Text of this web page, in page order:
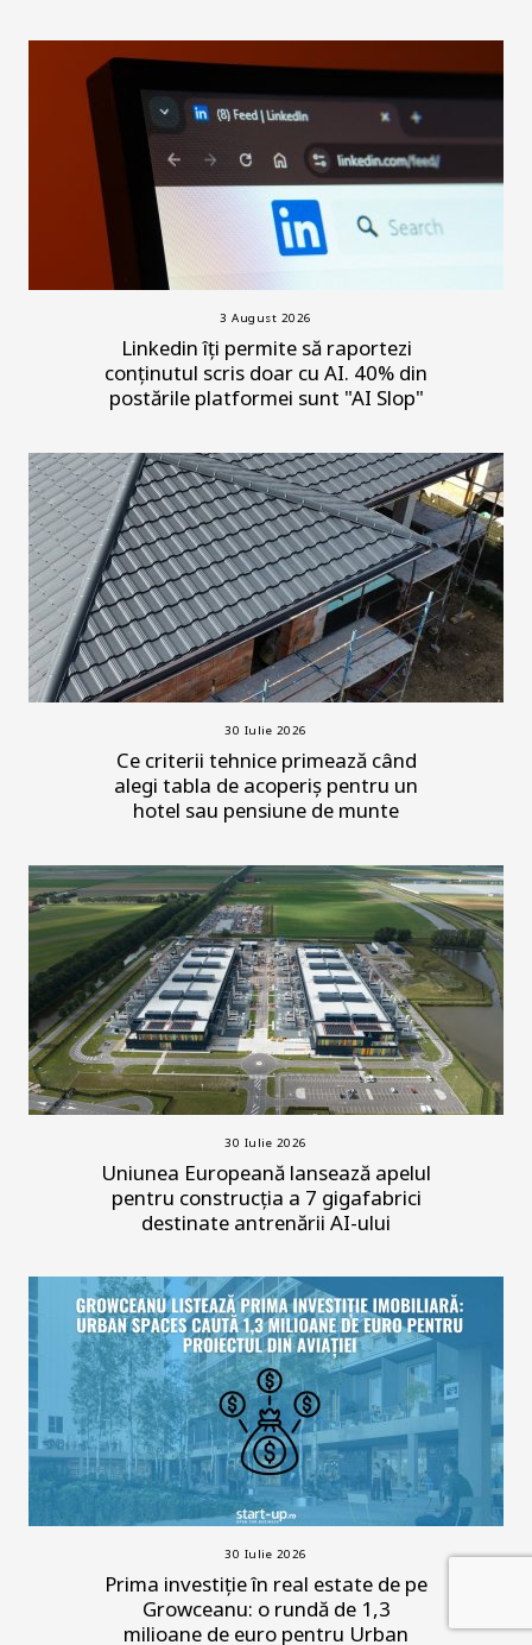
3 August 2026
Linkedin îți permite să raportezi
conținutul scris doar cu AI. 40% din
postările platformei sunt "AI Slop"
30 Iulie 2026
Ce criterii tehnice primează când
alegi tabla de acoperiș pentru un
hotel sau pensiune de munte
30 Iulie 2026
Uniunea Europeană lansează apelul
pentru construcția a 7 gigafabrici
destinate antrenării AI-ului
30 Iulie 2026
Prima investiție în real estate de pe
Growceanu: o rundă de 1,3
milioane de euro pentru Urban